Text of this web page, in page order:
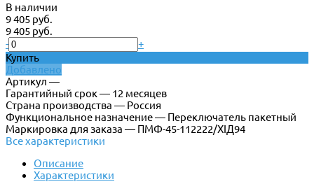
В наличии
9 405 руб.
9 405 руб.
-
+
Купить
Добавлено
Артикул —
Гарантийный срок — 12 месяцев
Страна производства — Россия
Функциональное назначение — Переключатель пакетный
Маркировка для заказа — ПМФ-45-112222/XIД94
Все характеристики
Описание
Характеристики